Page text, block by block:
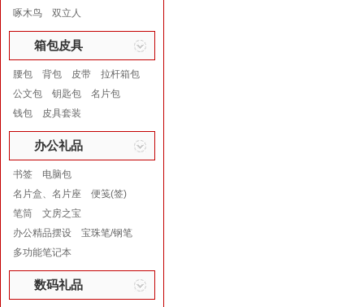
啄木鸟
双立人
箱包皮具
腰包 背包 皮带
拉杆箱包
公文包
钥匙包
名片包
钱包
皮具套装
办公礼品
书签
电脑包
名片盒、名片座
便笺(签)
笔筒
文房之宝
办公精品摆设
宝珠笔/钢笔
多功能笔记本
数码礼品